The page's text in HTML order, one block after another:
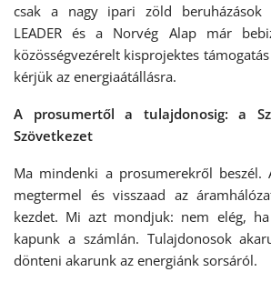
csak a nagy ipari zöld beruházások
LEADER és a Norvég Alap már
közösségvezérelt kisprojektes
kérjük az energiaátállásra.
A prosumertől a tulajdonosig: a
Szövetkezet
Ma mindenki a prosumerekről beszél.
megtermel és visszaad az
kezdet. Mi azt mondjuk: nem elég,
kapunk a számlán. Tulajdonosok
dönteni akarunk az energiánk sorsáról.